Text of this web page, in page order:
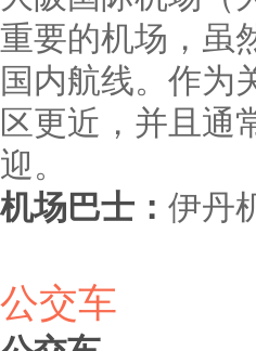
重要的机场，虽
国内航线。作为
区更近，并且通
迎。
机场巴士： 伊丹
公交车